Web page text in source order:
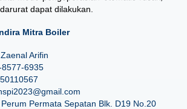
dapat dilakukan.
Mitra Boiler
Arifin
6935
Permata Sepatan Blk. D19 No.20